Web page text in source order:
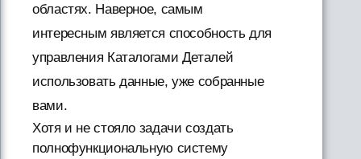
областях. Наверное, самым
интересным является способность для
управления Каталогами Деталей
использовать данные, уже собранные
вами.
Хотя и не стояло задачи создать
полнофункциональную систему